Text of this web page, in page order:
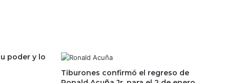
poder y lo
Tiburones confirmó el regreso de